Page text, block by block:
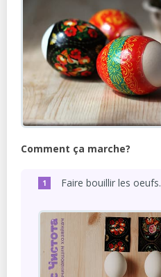
Comment ça marche?
Faire bouillir les oeufs.